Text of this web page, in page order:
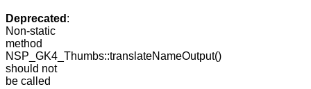
Deprecated :
Non-static
method
NSP_GK4_Thumbs::translateNameOutput()
should not
be called